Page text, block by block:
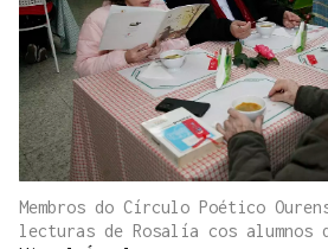
Membros do Círculo Poético
lecturas de Rosalía cos alumnos